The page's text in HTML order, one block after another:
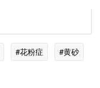
#花粉症
#黄砂